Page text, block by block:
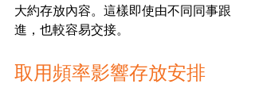
大約存放內容。這樣即使由不同同事跟
進，也較容易交接。
取用頻率影響存放安排